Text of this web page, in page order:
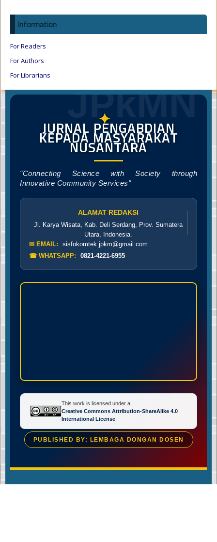
Information
For Readers
For Authors
For Librarians
JPkMN
✦
JURNAL PENGABDIAN
KEPADA MASYARAKAT
NUSANTARA
"Connecting Science with Society through
Innovative Community Services"
ALAMAT REDAKSI
Jl. Karya Wisata, Kab. Deli Serdang, Prov. Sumatera
Utara, Indonesia.
✉ EMAIL:
sisfokomtek.jpkm@gmail.com
☎ WHATSAPP:
0821-4221-6955
This work is licensed under a
Creative Commons Attribution-ShareAlike 4.0
International License
PUBLISHED BY: LEMBAGA DONGAN DOSEN